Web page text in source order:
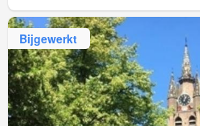
Bijgewerkt